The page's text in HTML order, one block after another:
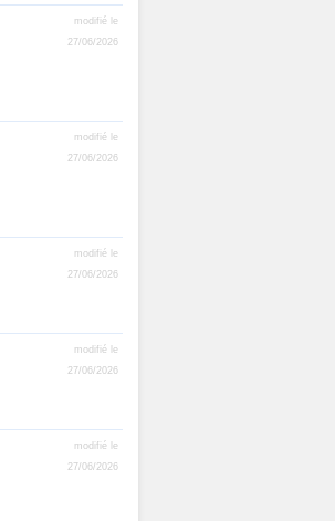
modifié le
27/06/2026
modifié le
27/06/2026
modifié le
27/06/2026
modifié le
27/06/2026
modifié le
27/06/2026